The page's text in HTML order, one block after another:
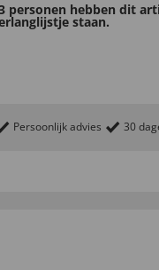
personen hebben dit
staan.
Persoonlijk advies 30